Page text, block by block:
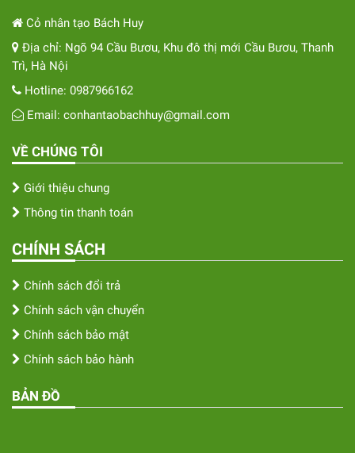
Cỏ nhân tạo Bách Huy
Địa chỉ: Ngõ 94 Cầu Bươu, Khu đô thị mới Cầu Bươu, Thanh
Trì, Hà Nội
Hotline: 0987966162
Email: conhantaobachhuy@gmail.com
VỀ CHÚNG TÔI
Giới thiệu chung
Thông tin thanh toán
CHÍNH SÁCH
Chính sách đổi trả
Chính sách vận chuyển
Chính sách bảo mật
Chính sách bảo hành
BẢN ĐỒ